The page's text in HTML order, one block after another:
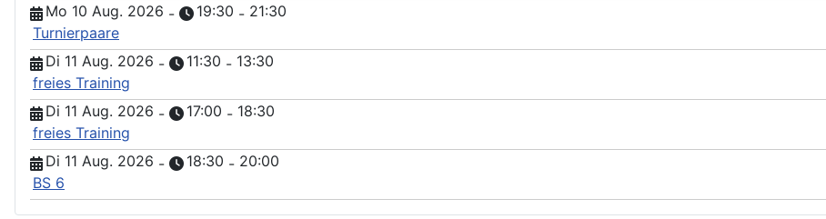
Mo 10 Aug. 2026 - 19:30 - 21:30
Turnierpaare
Di 11 Aug. 2026 - 11:30 - 13:30
freies Training
Di 11 Aug. 2026 - 17:00 - 18:30
freies Training
Di 11 Aug. 2026 - 18:30 - 20:00
BS 6